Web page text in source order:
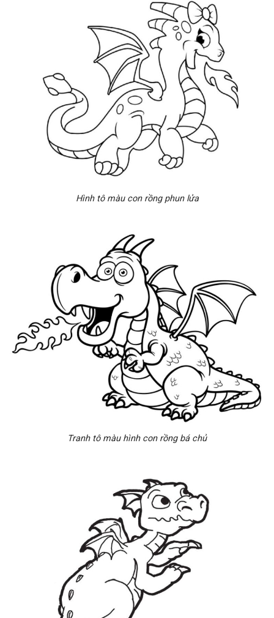
Hình tô màu con rồng phun lửa
Tranh tô màu hình con rồng bá chủ